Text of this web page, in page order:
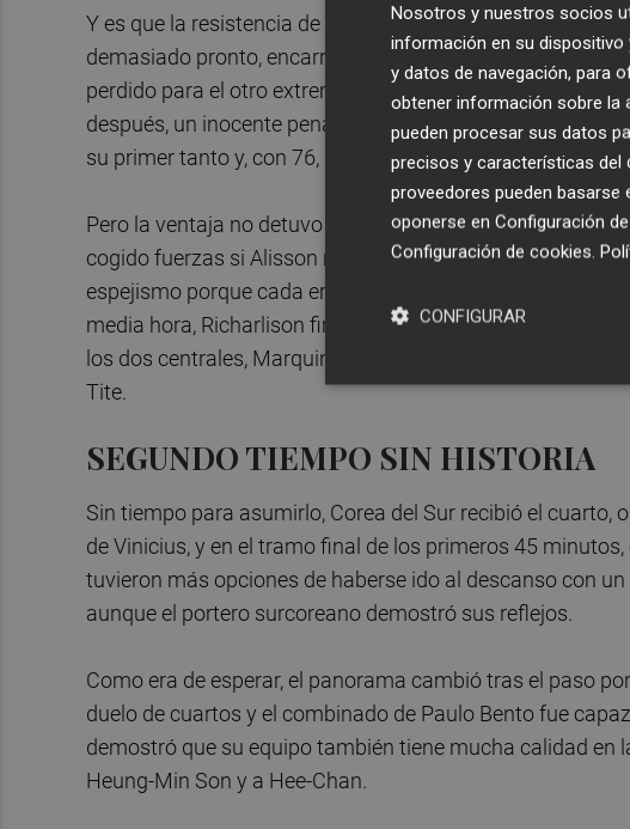
Y es que la resistencia de Corea del Sur se quebró antes
demasiado pronto, encarriló el billete a su favor. Una
perdido para el otro extremo, Vinicius, y el madridista, con
después, un inocente penalti de Woo-Young a
su primer tanto y, con 76, quedarse ya a uno del mito Pelé.
Pero la ventaja no detuvo a la 'Canarinha' ni hizo crecer
cogido fuerzas si Alisson no hubiese metido una
espejismo porque cada error asiático se transformaba
media hora, Richarlison firmaba su tercer gol de la cita
los dos centrales, Marquinhos y Thiago Silva. El 3-0 tuvo
Tite.
SEGUNDO TIEMPO SIN HISTORIA
Sin tiempo para asumirlo, Corea del Sur recibió el cuarto,
de Vinicius, y en el tramo final de los primeros 45
tuvieron más opciones de haberse ido al descanso con
aunque el portero surcoreano demostró sus reflejos.
Como era de esperar, el panorama cambió tras el paso
duelo de cuartos y el combinado de Paulo Bento fue
demostró que su equipo también tiene mucha calidad
Heung-Min Son y a Hee-Chan.
Nosotros y nuestros socios
información en su dispositivo
y datos de navegación, para
obtener información sobre la
pueden procesar sus datos
precisos y características del
proveedores pueden basarse
oponerse en Configuración
Configuración de cookies.
CONFIGURAR